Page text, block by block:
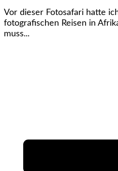
Vor dieser Fotosafari hatte
fotografischen Reisen in
muss...